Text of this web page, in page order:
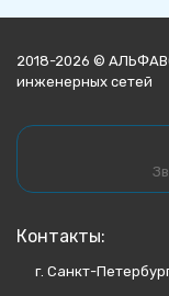
2018-2026 ©
инженерных сетей
Контакты:
г. Санкт-